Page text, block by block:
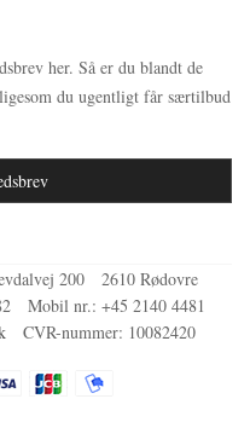
her. Så er du blandt de
du ugentligt får særtilbud
200
2610 Rødovre
Mobil nr.: +45 2140 4481
CVR-nummer: 10082420